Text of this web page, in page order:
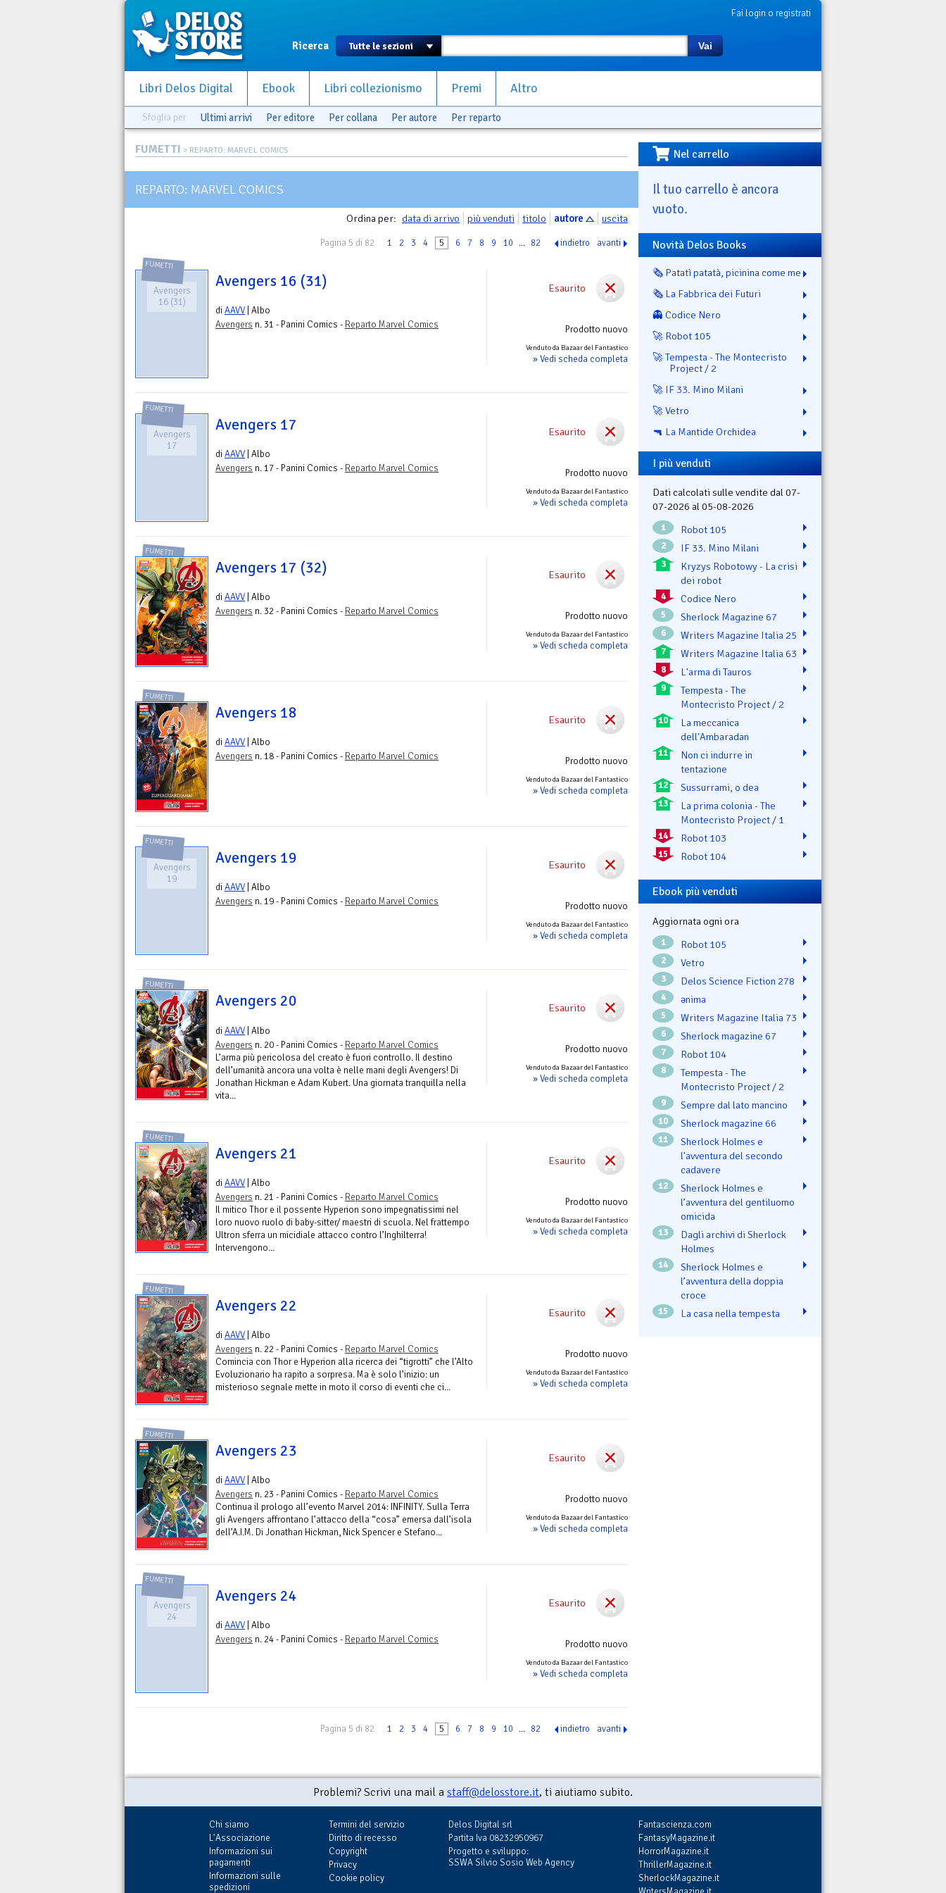
Fai login o registrati
Ricerca Vai
Libri Delos Digital Ebook Libri collezionismo Premi Altro
Sfoglia per Ultimi arrivi Per editore Per collana Per autore Per reparto
FUMETTI > REPARTO: MARVEL COMICS
REPARTO: MARVEL COMICS
Ordina per: data di arrivo più venduti titolo autore uscita
Pagina 5 di 82 1 2 3 4 5 6 7 8 9 10 ... 82 indietro avanti
Esaurito
Prodotto nuovo
Venduto da Bazaar del Fantastico
» Vedi scheda completa
FUMETTI
Avengers
16 (31)
Avengers 16 (31)
diAAVV | Albo
Avengers n. 31 - Panini Comics - Reparto Marvel Comics
Esaurito
Prodotto nuovo
Venduto da Bazaar del Fantastico
» Vedi scheda completa
FUMETTI
Avengers
17
Avengers 17
diAAVV | Albo
Avengers n. 17 - Panini Comics - Reparto Marvel Comics
Esaurito
Prodotto nuovo
Venduto da Bazaar del Fantastico
» Vedi scheda completa
FUMETTI
Avengers 17 (32)
diAAVV | Albo
Avengers n. 32 - Panini Comics - Reparto Marvel Comics
Esaurito
Prodotto nuovo
Venduto da Bazaar del Fantastico
» Vedi scheda completa
FUMETTI
Avengers 18
diAAVV | Albo
Avengers n. 18 - Panini Comics - Reparto Marvel Comics
Esaurito
Prodotto nuovo
Venduto da Bazaar del Fantastico
» Vedi scheda completa
FUMETTI
Avengers
19
Avengers 19
diAAVV | Albo
Avengers n. 19 - Panini Comics - Reparto Marvel Comics
Esaurito
Prodotto nuovo
Venduto da Bazaar del Fantastico
» Vedi scheda completa
FUMETTI
Avengers 20
diAAVV | Albo
Avengers n. 20 - Panini Comics - Reparto Marvel Comics
L’arma più pericolosa del creato è fuori controllo. Il destino
dell’umanità ancora una volta è nelle mani degli Avengers! Di
Jonathan Hickman e Adam Kubert. Una giornata tranquilla nella
vita...
Esaurito
Prodotto nuovo
Venduto da Bazaar del Fantastico
» Vedi scheda completa
FUMETTI
Avengers 21
diAAVV | Albo
Avengers n. 21 - Panini Comics - Reparto Marvel Comics
Il mitico Thor e il possente Hyperion sono impegnatissimi nel
loro nuovo ruolo di baby-sitter/ maestri di scuola. Nel frattempo
Ultron sferra un micidiale attacco contro l’Inghilterra!
Intervengono...
Esaurito
Prodotto nuovo
Venduto da Bazaar del Fantastico
» Vedi scheda completa
FUMETTI
Avengers 22
diAAVV | Albo
Avengers n. 22 - Panini Comics - Reparto Marvel Comics
Comincia con Thor e Hyperion alla ricerca dei “tigrotti” che l’Alto
Evoluzionario ha rapito a sorpresa. Ma è solo l’inizio: un
misterioso segnale mette in moto il corso di eventi che ci...
Esaurito
Prodotto nuovo
Venduto da Bazaar del Fantastico
» Vedi scheda completa
FUMETTI
Avengers 23
diAAVV | Albo
Avengers n. 23 - Panini Comics - Reparto Marvel Comics
Continua il prologo all’evento Marvel 2014: INFINITY. Sulla Terra
gli Avengers affrontano l’attacco della “cosa” emersa dall’isola
dell’A.I.M. Di Jonathan Hickman, Nick Spencer e Stefano...
Esaurito
Prodotto nuovo
Venduto da Bazaar del Fantastico
» Vedi scheda completa
FUMETTI
Avengers
24
Avengers 24
diAAVV | Albo
Avengers n. 24 - Panini Comics - Reparto Marvel Comics
Pagina 5 di 82 1 2 3 4 5 6 7 8 9 10 ... 82 indietro avanti
Nel carrello
Il tuo carrello è ancora
vuoto.
Novità Delos Books
🗞️ Patatì patatà, picinina come me
🗞️ La Fabbrica dei Futuri
👻 Codice Nero
🚀 Robot 105
🚀 Tempesta - The Montecristo
Project / 2
🚀 IF 33. Mino Milani
🚀 Vetro
🔫 La Mantide Orchidea
I più venduti
Dati calcolati sulle vendite dal 07-
07-2026 al 05-08-2026
1 Robot 105
2 IF 33. Mino Milani
3
Kryzys Robotowy - La crisi
dei robot
4 Codice Nero
5 Sherlock Magazine 67
6 Writers Magazine Italia 25
7 Writers Magazine Italia 63
8 L'arma di Tauros
9
Tempesta - The
Montecristo Project / 2
10
La meccanica
dell'Ambaradan
11
Non ci indurre in
tentazione
12 Sussurrami, o dea
13
La prima colonia - The
Montecristo Project / 1
14 Robot 103
15 Robot 104
Ebook più venduti
Aggiornata ogni ora
1 Robot 105
2 Vetro
3 Delos Science Fiction 278
4 ənima
5 Writers Magazine Italia 73
6 Sherlock magazine 67
7 Robot 104
8
Tempesta - The
Montecristo Project / 2
9 Sempre dal lato mancino
10 Sherlock magazine 66
11
Sherlock Holmes e
l'avventura del secondo
cadavere
12
Sherlock Holmes e
l’avventura del gentiluomo
omicida
13
Dagli archivi di Sherlock
Holmes
14
Sherlock Holmes e
l’avventura della doppia
croce
15 La casa nella tempesta
Problemi? Scrivi una mail a staff@delosstore.it, ti aiutiamo subito.
Chi siamo
L'Associazione
Informazioni sui
pagamenti
Informazioni sulle
spedizioni
Termini del servizio
Diritto di recesso
Copyright
Privacy
Cookie policy
Delos Digital srl
Partita Iva 08232950967
Progetto e sviluppo:
SSWA Silvio Sosio Web Agency
Fantascienza.com
FantasyMagazine.it
HorrorMagazine.it
ThrillerMagazine.it
SherlockMagazine.it